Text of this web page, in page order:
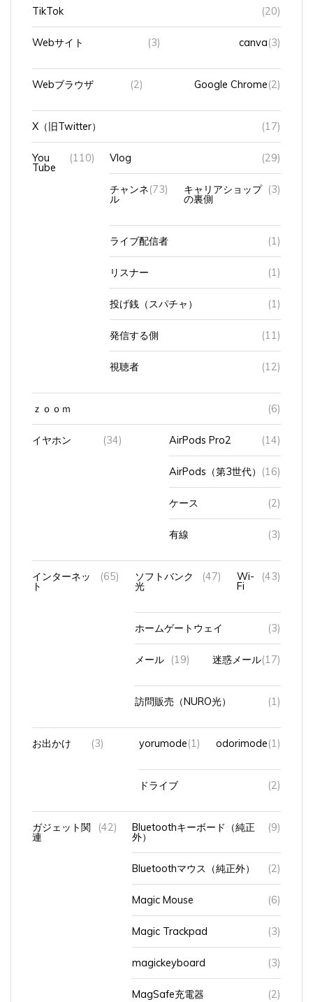
TikTok (20)
Webサイト (3) canva(3)
Webブラウザ (2) Google Chrome(2)
X（旧Twitter） (17)
You
Tube
(110) Vlog (29)
チャンネ
ル
(73) キャリアショップ
の裏側
(3)
ライブ配信者 (1)
リスナー (1)
投げ銭（スパチャ） (1)
発信する側 (11)
視聴者 (12)
ｚｏｏｍ (6)
イヤホン (34) AirPods Pro2 (14)
AirPods（第3世代） (16)
ケース (2)
有線 (3)
インターネッ
ト
(65) ソフトバンク
光
(47) Wi-
Fi
(43)
ホームゲートウェイ (3)
メール (19) 迷惑メール (17)
訪問販売（NURO光） (1)
お出かけ (3) yorumode(1) odorimode(1)
ドライブ (2)
ガジェット関
連
(42) Bluetoothキーボード（純正
外）
(9)
Bluetoothマウス（純正外） (2)
Magic Mouse (6)
Magic Trackpad (3)
magickeyboard (3)
MagSafe充電器 (2)